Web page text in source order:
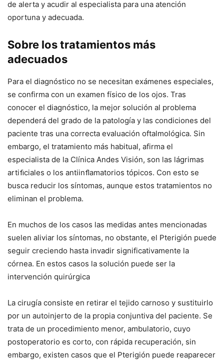
de alerta y acudir al especialista para una atención
oportuna y adecuada.
Sobre los tratamientos más
adecuados
Para el diagnóstico no se necesitan exámenes especiales,
se confirma con un examen físico de los ojos. Tras
conocer el diagnóstico, la mejor solución al problema
dependerá del grado de la patología y las condiciones del
paciente tras una correcta evaluación oftalmológica. Sin
embargo, el tratamiento más habitual, afirma el
especialista de la Clínica Andes Visión, son las lágrimas
artiﬁciales o los antiinﬂamatorios tópicos. Con esto se
busca reducir los síntomas, aunque estos tratamientos no
eliminan el problema.
En muchos de los casos las medidas antes mencionadas
suelen aliviar los síntomas, no obstante, el Pterigión puede
seguir creciendo hasta invadir significativamente la
córnea. En estos casos la solución puede ser la
intervención quirúrgica
La cirugía consiste en retirar el tejido carnoso y sustituirlo
por un autoinjerto de la propia conjuntiva del paciente. Se
trata de un procedimiento menor, ambulatorio, cuyo
postoperatorio es corto, con rápida recuperación, sin
embargo, existen casos que el Pterigión puede reaparecer